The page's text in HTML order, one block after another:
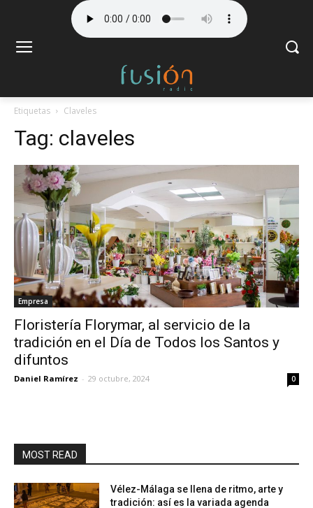
Etiquetas Claveles
Tag: claveles
Empresa
Floristería Florymar, al servicio de la
tradición en el Día de Todos los Santos y
difuntos
Daniel Ramírez - 29 octubre, 2024 0
MOST READ
Vélez-Málaga se llena de ritmo, arte y
tradición: así es la variada agenda